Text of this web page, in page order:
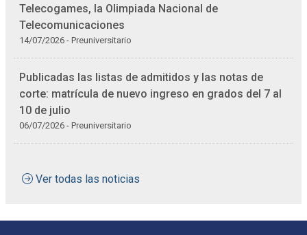
Telecogames, la Olimpiada Nacional de
Telecomunicaciones
14/07/2026 - Preuniversitario
Publicadas las listas de admitidos y las notas de
corte: matrícula de nuevo ingreso en grados del 7 al
10 de julio
06/07/2026 - Preuniversitario
Ver todas las noticias